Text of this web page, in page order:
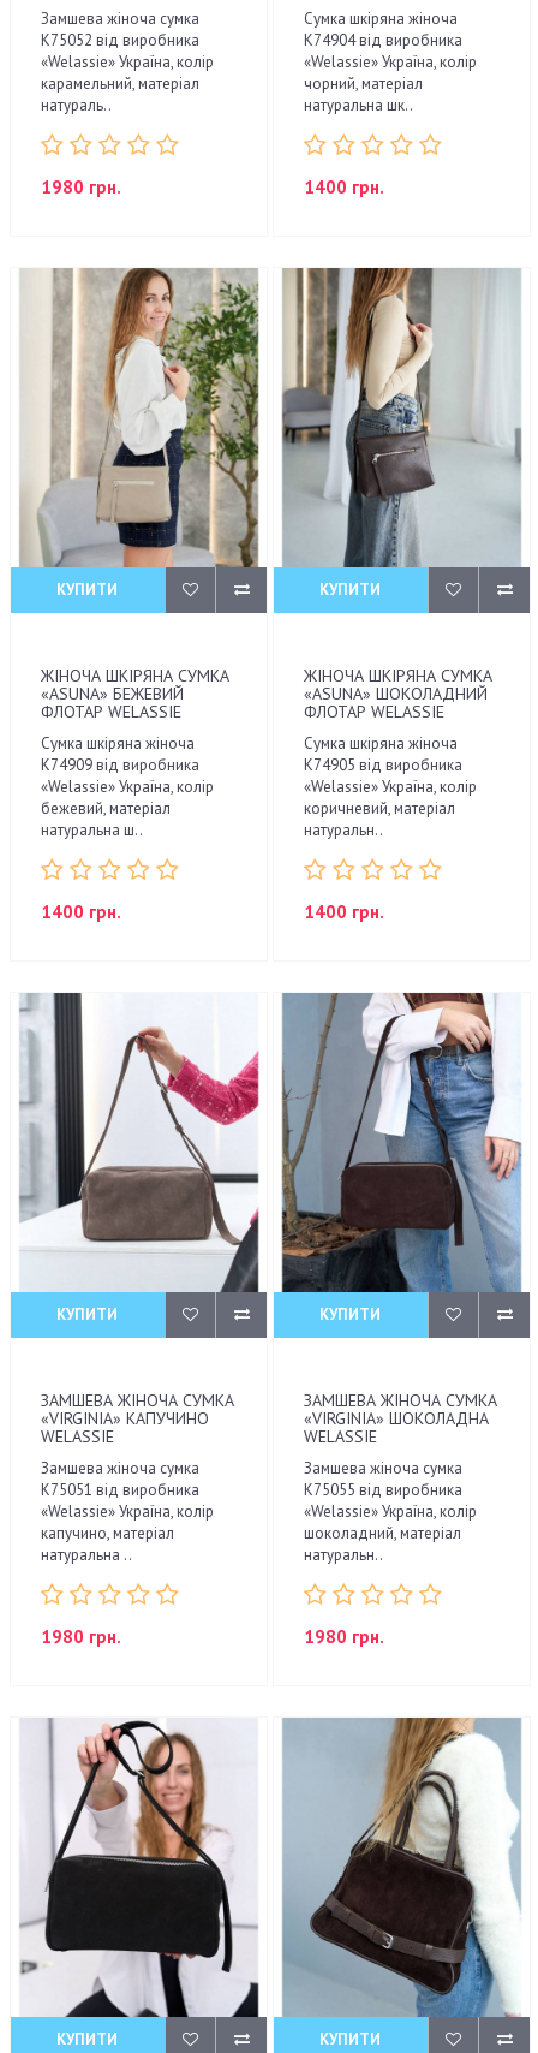
Замшева жіноча сумка
К75052 від виробника
«Welassie» Україна, колір
карамельний, матеріал
натураль..
1980 грн.
Сумка шкіряна жіноча
K74904 від виробника
«Welassie» Україна, колір
чорний, матеріал
натуральна шк..
1400 грн.
КУПИТИ
ЖІНОЧА ШКІРЯНА СУМКА
«ASUNA» БЕЖЕВИЙ
ФЛОТАР WELASSIE
Сумка шкіряна жіноча
K74909 від виробника
«Welassie» Україна, колір
бежевий, матеріал
натуральна ш..
1400 грн.
КУПИТИ
ЖІНОЧА ШКІРЯНА СУМКА
«ASUNA» ШОКОЛАДНИЙ
ФЛОТАР WELASSIE
Сумка шкіряна жіноча
K74905 від виробника
«Welassie» Україна, колір
коричневий, матеріал
натуральн..
1400 грн.
КУПИТИ
ЗАМШЕВА ЖІНОЧА СУМКА
«VIRGINIA» КАПУЧИНО
WELASSIE
Замшева жіноча сумка
К75051 від виробника
«Welassie» Україна, колір
капучино, матеріал
натуральна ..
1980 грн.
КУПИТИ
ЗАМШЕВА ЖІНОЧА СУМКА
«VIRGINIA» ШОКОЛАДНА
WELASSIE
Замшева жіноча сумка
К75055 від виробника
«Welassie» Україна, колір
шоколадний, матеріал
натуральн..
1980 грн.
КУПИТИ КУПИТИ